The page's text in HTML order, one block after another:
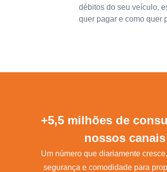
débitos do seu veículo,
quer pagar e como quer
+5,5 milhões de
nossos canais
Um número que diariamente
segurança e comodidade para